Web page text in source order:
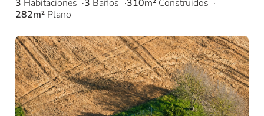
3 Habitaciones 3 Baños 310m² Construidos
282m² Plano